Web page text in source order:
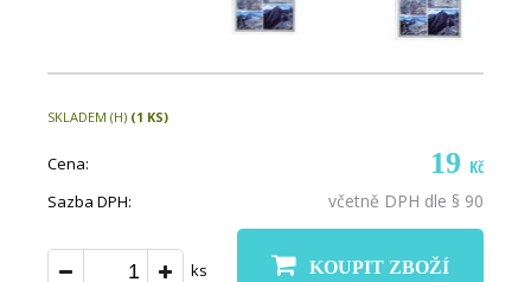
SKLADEM (H) (1 KS)
Cena: 19 Kč
Sazba DPH: včetně DPH dle § 90
ks KOUPIT ZBOŽÍ